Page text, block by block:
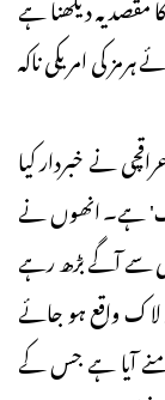
کی امریکی ناکہ
نے خبردار کیا
ہے۔ انھوں نے
سے آگے بڑھ رہے
واقع ہو جائے
آیا ہے جس کے